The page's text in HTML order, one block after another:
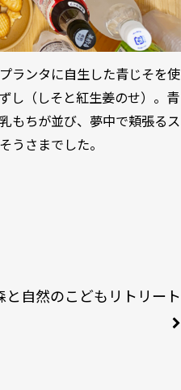
ランタに自生した青じそを使
し（しそと紅生姜のせ）。青
もちが並び、夢中で頬張るス
うさまでした。
と自然のこどもリトリート